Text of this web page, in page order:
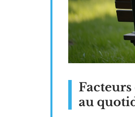
au